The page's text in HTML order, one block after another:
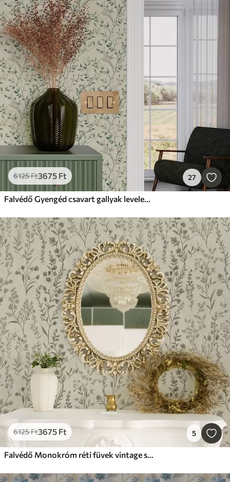
Mindent visszaállítani
6125Ft3675 Ft 27
Falvédő Gyengéd csavart gallyak levelekkel
6125Ft3675 Ft 5
Falvédő Monokróm réti füvek vintage stílusban